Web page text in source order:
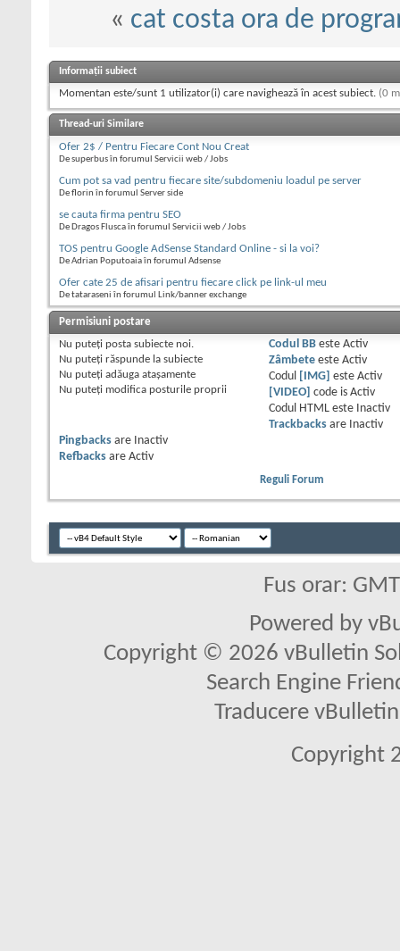
« cat costa ora de
Informații subiect
Momentan este/sunt 1 utilizator(i) care navighează în acest subiect. (0
Thread-uri Similare
Ofer 2$ / Pentru Fiecare Cont Nou Creat
De superbus în forumul Servicii web / Jobs
Cum pot sa vad pentru fiecare site/subdomeniu loadul pe server
De florin în forumul Server side
se cauta firma pentru SEO
De Dragos Flusca în forumul Servicii web / Jobs
TOS pentru Google AdSense Standard Online - si la voi?
De Adrian Poputoaia în forumul Adsense
Ofer cate 25 de afisari pentru fiecare click pe link-ul meu
De tataraseni în forumul Link/banner exchange
Permisiuni postare
Nu puteţi posta subiecte noi.
Nu puteţi răspunde la subiecte
Nu puteţi adăuga ataşamente
Nu puteţi modifica posturile proprii
Codul BBeste Activ
Zâmbeteeste Activ
Codul
[IMG] este Activ
[VIDEO]
code is Activ
Codul HTML este
Inactiv
Trackbacksare
Inactiv
Pingbacks are
Inactiv
Refbacks are Activ
Reguli Forum
Fus orar:
Powered by
Copyright © 2026 vBulletin
Search Engine
Traducere
Copyright